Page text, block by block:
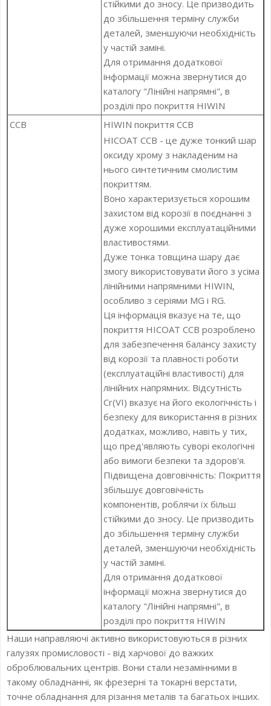
стійкими до зносу. Це призводить
до збільшення терміну служби
деталей, зменшуючи необхідність
у частій заміні.
Для отримання додаткової
інформації можна звернутися до
каталогу "Лінійні напрямні", в
розділі про покриття HIWIN
CCB
HIWIN покриття CCB
HICOAT CCB - це дуже тонкий шар
оксиду хрому з накладеним на
нього синтетичним смолистим
покриттям.
Воно характеризується хорошим
захистом від корозії в поєднанні з
дуже хорошими експлуатаційними
властивостями.
Дуже тонка товщина шару дає
змогу використовувати його з усіма
лінійними напрямними HIWIN,
особливо з серіями MG і RG.
Ця інформація вказує на те, що
покриття HICOAT CCB розроблено
для забезпечення балансу захисту
від корозії та плавності роботи
(експлуатаційні властивості) для
лінійних напрямних. Відсутність
Cr(VI) вказує на його екологічність і
безпеку для використання в різних
додатках, можливо, навіть у тих,
що пред'являють суворі екологічні
або вимоги безпеки та здоров'я.
Підвищена довговічність: Покриття
збільшує довговічність
компонентів, роблячи їх більш
стійкими до зносу. Це призводить
до збільшення терміну служби
деталей, зменшуючи необхідність
у частій заміні.
Для отримання додаткової
інформації можна звернутися до
каталогу "Лінійні напрямні", в
розділі про покриття HIWIN
Наши направляючі активно використовуються в різних
галузях промисловості - від харчової до важких
оброблювальних центрів. Вони стали незамінними в
такому обладнанні, як фрезерні та токарні верстати,
точне обладнання для різання металів та багатьох інших.